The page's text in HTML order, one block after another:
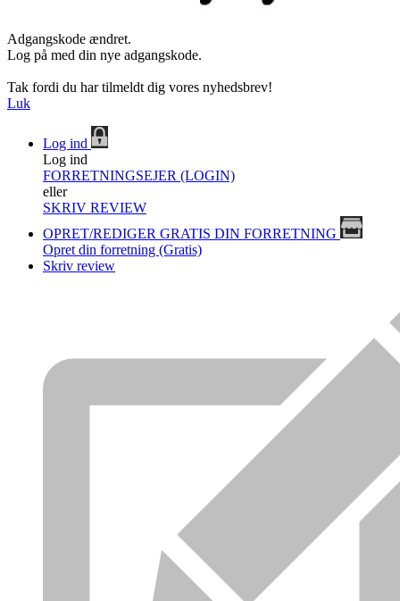
Adgangskode ændret.
Log på med din nye adgangskode.
Tak fordi du har tilmeldt dig vores nyhedsbrev!
Luk
Log ind
Log ind
FORRETNINGSEJER (LOGIN)
eller
SKRIV REVIEW
OPRET/REDIGER GRATIS DIN FORRETNING
Opret din forretning (Gratis)
Skriv review